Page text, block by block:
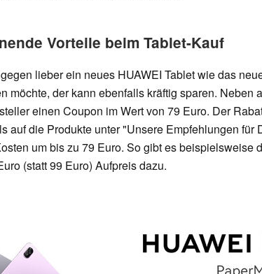
Vorteile beim Tablet-Kauf
lieber ein neues HUAWEI Tablet wie das
möchte, der kann ebenfalls kräftig sparen. Neben
einen Coupon im Wert von 79 Euro. Der
auf die Produkte unter "Unsere Empfehlungen für
um bis zu 79 Euro. So gibt es beispielsweise
(statt 99 Euro) Aufpreis dazu.